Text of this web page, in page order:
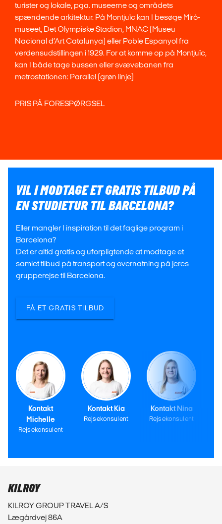
turister og lokale, pga. museerne og områdets
spændende arkitektur. På Montjuïc kan I besøge Miró-
museet, Det Olympiske Stadion, MNAC (Museu
Nacional d’Art Catalunya) eller Poble Espanyol fra
verdensudstillingen i 1929. For at komme op på Montjuïc,
kan I både tage bussen eller svævebanen fra
metrostationen: Parallel (grøn linje)
PRIS PÅ FORESPØRGSEL
VIL I MODTAGE ET GRATIS TILBUD PÅ
EN STUDIETUR TIL BARCELONA?
Eller mangler I inspiration til det faglige program i
Barcelona?
Det er altid gratis og uforpligtende at modtage et
samlet tilbud på transport og overnatning på jeres
grupperejse til Barcelona.
FÅ ET GRATIS TILBUD
Kontakt
Michelle
Rejsekonsulent
Kontakt Kia
Rejsekonsulent
Kontakt Nina
Rejsekonsulent
KILROY
KILROY GROUP TRAVEL A/S
Lægårdvej 86A